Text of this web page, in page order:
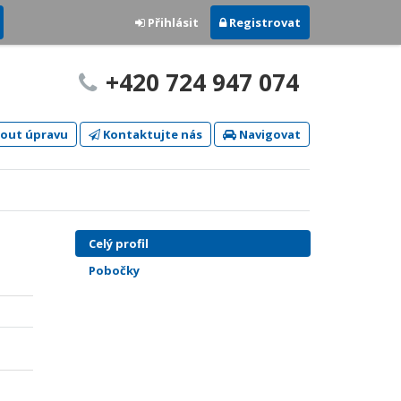
Přihlásit Registrovat
+420 724 947 074
úpravu Kontaktujte nás Navigovat
Celý profil
Pobočky